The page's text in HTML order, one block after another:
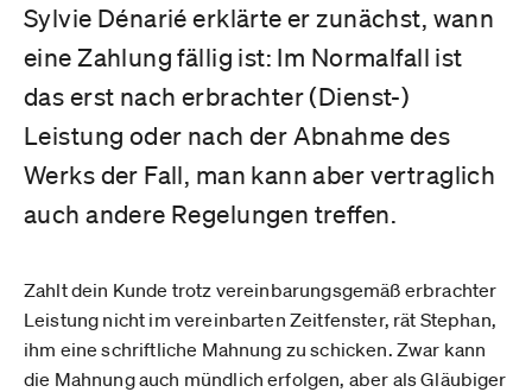
Sylvie Dénarié erklärte er zunächst, wann
eine Zahlung fällig ist: Im Normalfall ist
das erst nach erbrachter (Dienst-)
Leistung oder nach der Abnahme des
Werks der Fall, man kann aber vertraglich
auch andere Regelungen treffen.
Zahlt dein Kunde trotz vereinbarungsgemäß erbrachter
Leistung nicht im vereinbarten Zeitfenster, rät Stephan,
ihm eine schriftliche Mahnung zu schicken. Zwar kann
die Mahnung auch mündlich erfolgen, aber als Gläubiger